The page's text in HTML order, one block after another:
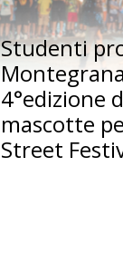
Studenti
4°edizione
mascotte
Street